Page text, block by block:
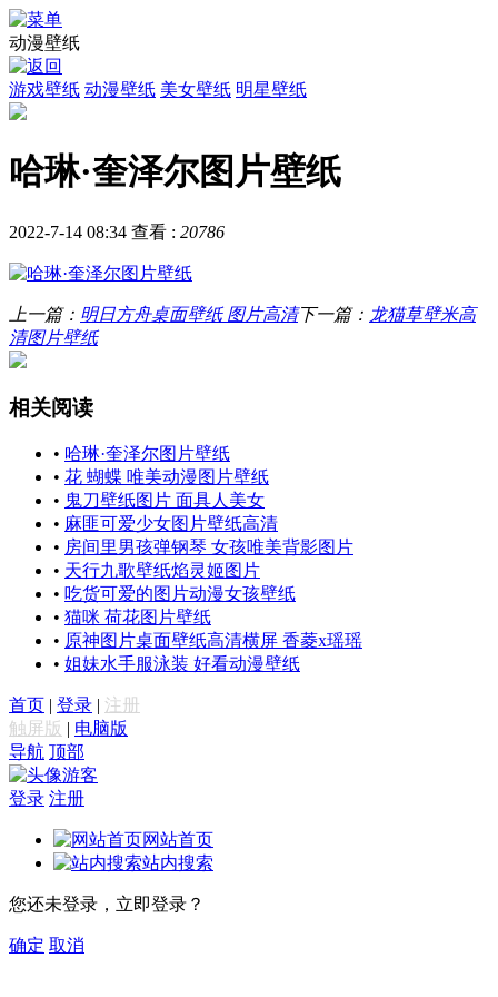
动漫壁纸
游戏壁纸 动漫壁纸 美女壁纸 明星壁纸
哈琳·奎泽尔图片壁纸
2022-7-14 08:34 查看 : 20786
上一篇： 明日方舟桌面壁纸 图片高清下一篇： 龙猫草壁米高
清图片壁纸
相关阅读
• 哈琳·奎泽尔图片壁纸
• 花 蝴蝶 唯美动漫图片壁纸
• 鬼刀壁纸图片 面具人美女
• 麻匪可爱少女图片壁纸高清
• 房间里男孩弹钢琴 女孩唯美背影图片
• 天行九歌壁纸焰灵姬图片
• 吃货可爱的图片动漫女孩壁纸
• 猫咪 荷花图片壁纸
• 原神图片桌面壁纸高清横屏 香菱x瑶瑶
• 姐妹水手服泳装 好看动漫壁纸
首页 | 登录 | 注册
触屏版 | 电脑版
导航 顶部
游客
登录 注册
网站首页
站内搜索
您还未登录，立即登录？
确定 取消